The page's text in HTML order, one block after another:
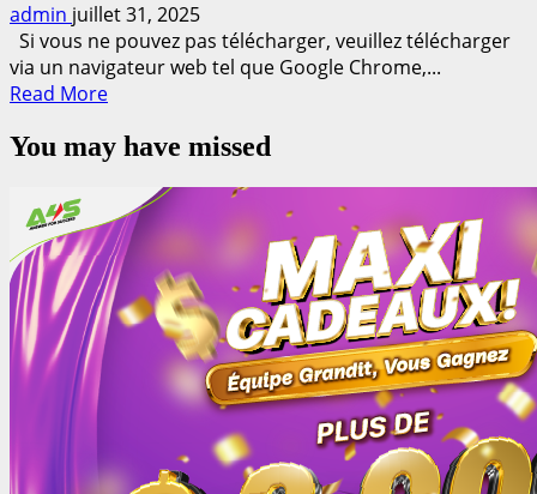
admin juillet 31, 2025
Si vous ne pouvez pas télécharger, veuillez télécharger
via un navigateur web tel que Google Chrome,...
Read MoreRead
about
chinois,
Suphan
Buri,
Sutat
Munlaong
You may have missed